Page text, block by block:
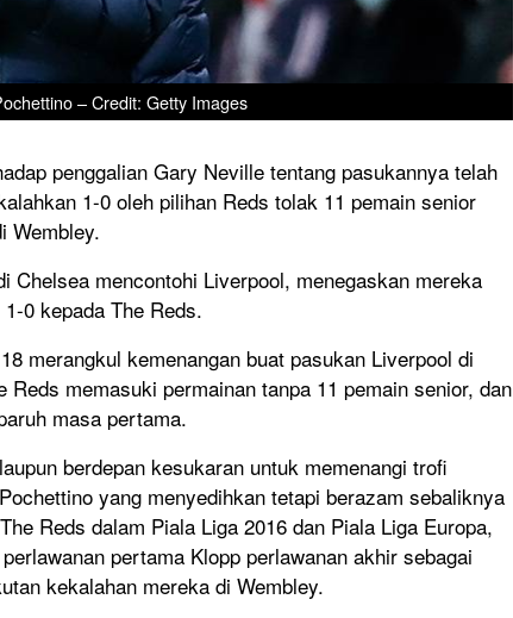
– Credit: Getty Images
penggalian Gary Neville tentang pasukannya telah
1-0 oleh pilihan Reds tolak 11 pemain senior
Wembley.
Chelsea mencontohi Liverpool, menegaskan mereka
0 kepada The Reds.
merangkul kemenangan buat pasukan Liverpool di
Reds memasuki permainan tanpa 11 pemain senior, dan
masa pertama.
berdepan kesukaran untuk memenangi trofi
yang menyedihkan tetapi berazam sebaliknya
Reds dalam Piala Liga 2016 dan Piala Liga Europa,
pertama Klopp perlawanan akhir sebagai
kekalahan mereka di Wembley.